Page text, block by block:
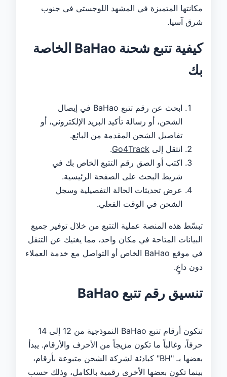
مكانتها المتميزة في المشهد اللوجستي في جنوب
شرق آسيا.
كيفية تتبع شحنة BaHao الخاصة
بك
ابحث عن رقم تتبع BaHao في إيصال
الشحن، أو رسالة تأكيد البريد الإلكتروني، أو
تفاصيل الشحن المقدمة من البائع.
انتقل إلى Go4Track
.
اكتب أو الصق رقم التتبع الخاص بك في
شريط البحث على الصفحة الرئيسية.
عرض تحديثات الحالة التفصيلية وسجل
الشحن في الوقت الفعلي.
تبسّط هذه المنصة عملية التتبع من خلال توفير جميع
البيانات المتاحة في مكان واحد، مما يغنيك عن التنقل
في موقع BaHao الخاص أو التواصل مع خدمة العملاء
دون داعٍ.
تنسيق رقم تتبع BaHao
تتكون أرقام تتبع BaHao النموذجية من 12 إلى 14
حرفاً، وغالباً ما تكون مزيجاً من الأحرف والأرقام. يبدأ
بعضها بـ "BH" كبادئة لشركة الشحن متبوعة بأرقام،
بينما تكون بعضها الأخرى رقمية بالكامل، وذلك حسب